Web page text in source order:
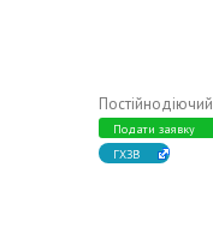
Постійнодіючий
Подати заявку
ГХЗВ